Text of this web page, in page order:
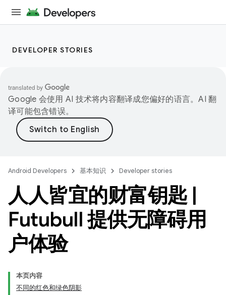
DEVELOPER STORIES
Google 会使用 AI 技术将内容翻译成您偏好的语言。AI 翻
译可能包含错误。
Android Developers 基本知识 Developer stories
人人皆宜的财富钥匙 |
Futubull 提供无障碍用
户体验
本页内容
不同的红色和绿色阴影